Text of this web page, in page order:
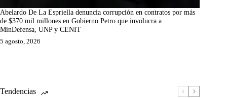
Abelardo De La Espriella denuncia corrupción en contratos por más
de $370 mil millones en Gobierno Petro que involucra a
MinDefensa, UNP y CENIT
5 agosto, 2026
Tendencias